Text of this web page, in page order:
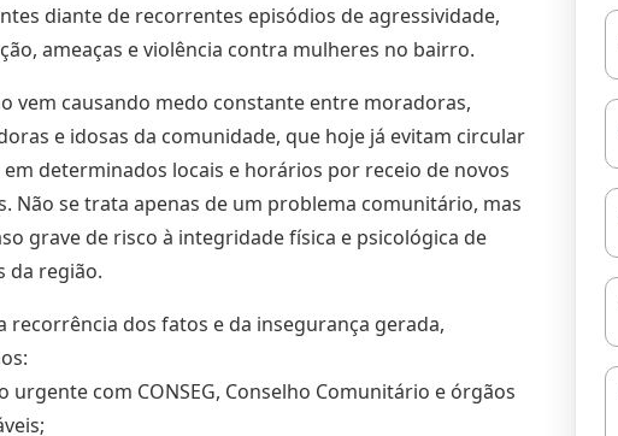
diante de recorrentes episódios de agressividade,
ameaças e violência contra mulheres no bairro.
vem causando medo constante entre moradoras,
e idosas da comunidade, que hoje já evitam circular
em determinados locais e horários por receio de novos
Não se trata apenas de um problema comunitário, mas
grave de risco à integridade física e psicológica de
da região.
recorrência dos fatos e da insegurança gerada,
urgente com CONSEG, Conselho Comunitário e órgãos